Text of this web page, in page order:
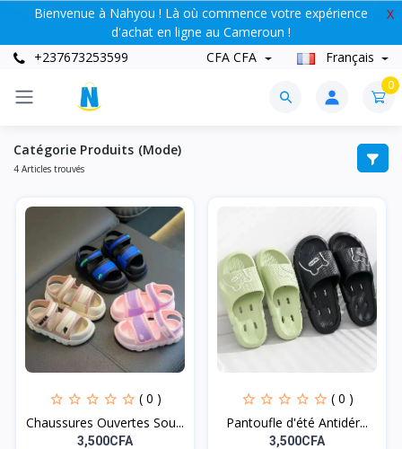
Bienvenue à Nahyou ! Là où commence votre expérience
d'achat en ligne au Cameroun !
X
+237673253599 CFA CFA Français
0
Catégorie Produits (Mode)
4 Articles trouvés
( 0 )
Chaussures Ouvertes Sou...
3,500CFA
( 0 )
Pantoufle d'été Antidér...
3,500CFA